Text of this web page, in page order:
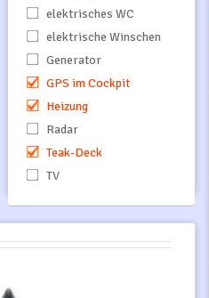
elektrisches WC
elektrische Winschen
Generator
GPS im Cockpit
Heizung
Radar
Teak-Deck
TV